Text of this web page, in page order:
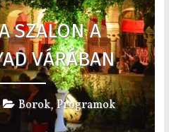
SZALON A
VÁRÁBAN
Borok,Programok